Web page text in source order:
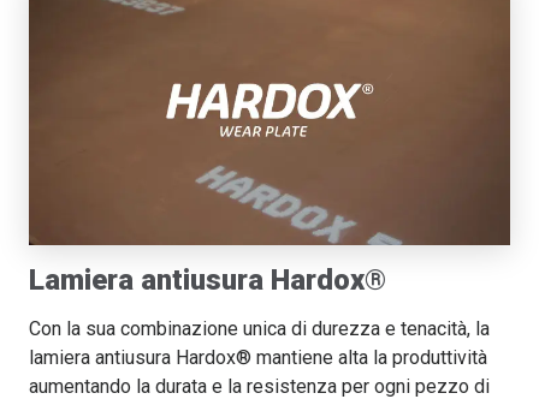
Lamiera antiusura Hardox®
Con la sua combinazione unica di durezza e tenacità, la
lamiera antiusura Hardox® mantiene alta la produttività
aumentando la durata e la resistenza per ogni pezzo di